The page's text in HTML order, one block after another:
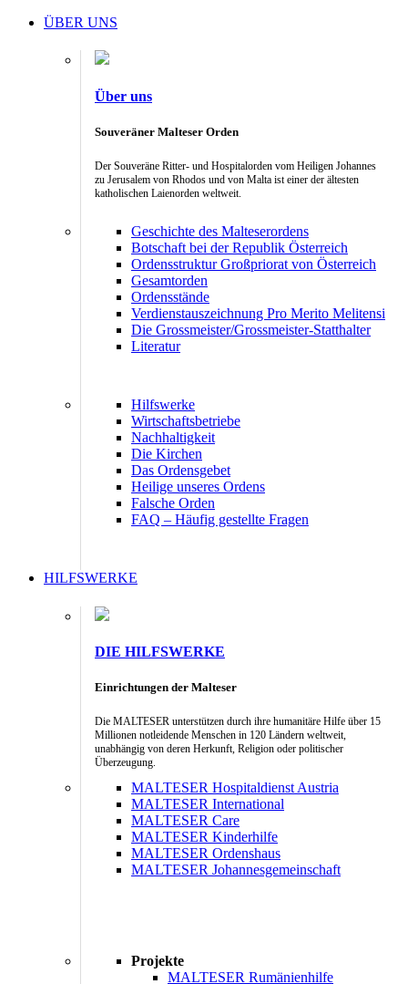
ÜBER UNS
Über uns
Souveräner Malteser Orden
Der Souveräne Ritter- und Hospitalorden vom Heiligen Johannes
zu Jerusalem von Rhodos und von Malta ist einer der ältesten
katholischen Laienorden weltweit.
Geschichte des Malteserordens
Botschaft bei der Republik Österreich
Ordensstruktur Großpriorat von Österreich
Gesamtorden
Ordensstände
Verdienstauszeichnung Pro Merito Melitensi
Die Grossmeister/Grossmeister-Statthalter
Literatur
Hilfswerke
Wirtschaftsbetriebe
Nachhaltigkeit
Die Kirchen
Das Ordensgebet
Heilige unseres Ordens
Falsche Orden
FAQ – Häufig gestellte Fragen
HILFSWERKE
DIE HILFSWERKE
Einrichtungen der Malteser
Die MALTESER unterstützen durch ihre humanitäre Hilfe über 15
Millionen notleidende Menschen in 120 Ländern weltweit,
unabhängig von deren Herkunft, Religion oder politischer
Überzeugung.
MALTESER Hospitaldienst Austria
MALTESER International
MALTESER Care
MALTESER Kinderhilfe
MALTESER Ordenshaus
MALTESER Johannesgemeinschaft
Projekte
MALTESER Rumänienhilfe